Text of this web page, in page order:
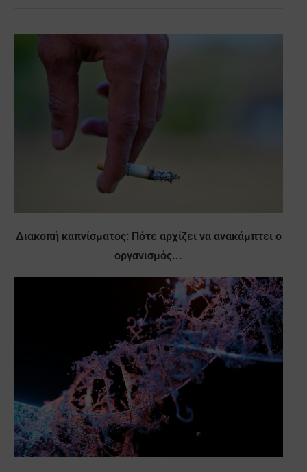
Διακοπή καπνίσματος: Πότε αρχίζει να ανακάμπτει ο
οργανισμός...